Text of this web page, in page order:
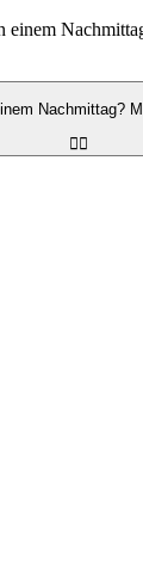
einem
Nachmittag?
